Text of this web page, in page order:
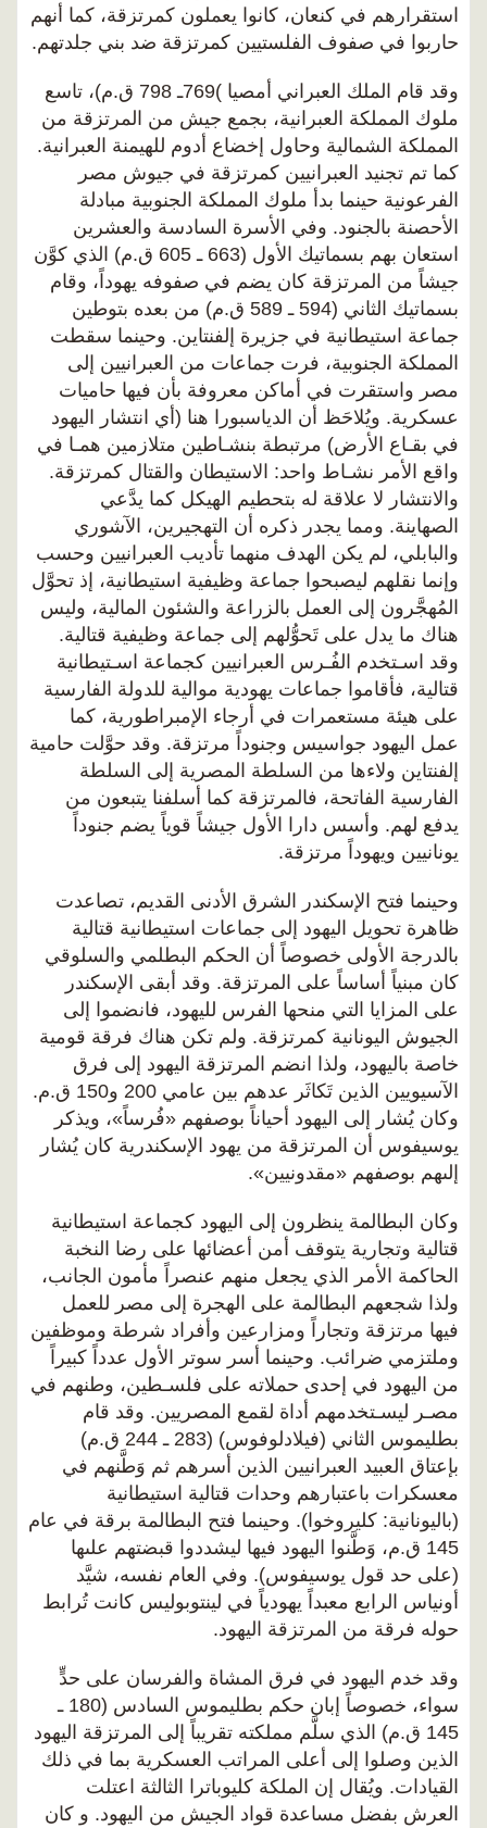
استقرارهم في كنعان، كانوا يعملون كمرتزقة، كما أنهم
حاربوا في صفوف الفلستيين كمرتزقة ضد بني جلدتهم.
وقد قام الملك العبراني أمصيا )769ـ 798 ق.م)، تاسع
ملوك المملكة العبرانية، بجمع جيش من المرتزقة من
المملكة الشمالية وحاول إخضاع أدوم للهيمنة العبرانية.
كما تم تجنيد العبرانيين كمرتزقة في جيوش مصر
الفرعونية حينما بدأ ملوك المملكة الجنوبية مبادلة
الأحصنة بالجنود. وفي الأسرة السادسة والعشرين
استعان بهم بسماتيك الأول (663 ـ 605 ق.م) الذي كوَّن
جيشاً من المرتزقة كان يضم في صفوفه يهوداً، وقام
بسماتيك الثاني (594 ـ 589 ق.م) من بعده بتوطين
جماعة استيطانية في جزيرة إلفنتاين. وحينما سقطت
المملكة الجنوبية، فرت جماعات من العبرانيين إلى
مصر واستقرت في أماكن معروفة بأن فيها حاميات
عسكرية. ويُلاحَظ أن الدياسبورا هنا (أي انتشار اليهود
في بقـاع الأرض) مرتبطة بنشـاطين متلازمين همـا في
واقع الأمر نشـاط واحد: الاستيطان والقتال كمرتزقة.
والانتشار لا علاقة له بتحطيم الهيكل كما يدَّعي
الصهاينة. ومما يجدر ذكره أن التهجيرين، الآشوري
والبابلي، لم يكن الهدف منهما تأديب العبرانيين وحسب
وإنما نقلهم ليصبحوا جماعة وظيفية استيطانية، إذ تحوَّل
المُهجَّرون إلى العمل بالزراعة والشئون المالية، وليس
هناك ما يدل على تَحوُّلهم إلى جماعة وظيفية قتالية.
وقد اسـتخدم الفُـرس العبرانيين كجماعة اسـتيطانية
قتالية، فأقاموا جماعات يهودية موالية للدولة الفارسية
على هيئة مستعمرات في أرجاء الإمبراطورية، كما
عمل اليهود جواسيس وجنوداً مرتزقة. وقد حوَّلت حامية
إلفنتاين ولاءها من السلطة المصرية إلى السلطة
الفارسية الفاتحة، فالمرتزقة كما أسلفنا يتبعون من
يدفع لهم. وأسس دارا الأول جيشاً قوياً يضم جنوداً
يونانيين ويهوداً مرتزقة.
وحينما فتح الإسكندر الشرق الأدنى القديم، تصاعدت
ظاهرة تحويل اليهود إلى جماعات استيطانية قتالية
بالدرجة الأولى خصوصاً أن الحكم البطلمي والسلوقي
كان مبنياً أساساً على المرتزقة. وقد أبقى الإسكندر
على المزايا التي منحها الفرس لليهود، فانضموا إلى
الجيوش اليونانية كمرتزقة. ولم تكن هناك فرقة قومية
خاصة باليهود، ولذا انضم المرتزقة اليهود إلى فرق
الآسيويين الذين تَكاثَر عدهم بين عامي 200 و150 ق.م.
وكان يُشار إلى اليهود أحياناً بوصفهم «فُرساً»، ويذكر
يوسيفوس أن المرتزقة من يهود الإسكندرية كان يُشار
إلىهم بوصفهم «مقدونيين».
وكان البطالمة ينظرون إلى اليهود كجماعة استيطانية
قتالية وتجارية يتوقف أمن أعضائها على رضا النخبة
الحاكمة الأمر الذي يجعل منهم عنصراً مأمون الجانب،
ولذا شجعهم البطالمة على الهجرة إلى مصر للعمل
فيها مرتزقة وتجاراً ومزارعين وأفراد شرطة وموظفين
وملتزمي ضرائب. وحينما أسر سوتر الأول عدداً كبيراً
من اليهود في إحدى حملاته على فلسـطين، وطنهم في
مصـر ليسـتخدمهم أداة لقمع المصريين. وقد قام
بطليموس الثاني (فيلادلوفوس) (283 ـ 244 ق.م)
بإعتاق العبيد العبرانيين الذين أسرهم ثم وَطَّنهم في
معسكرات باعتبارهم وحدات قتالية استيطانية
(باليونانية: كليروخوا). وحينما فتح البطالمة برقة في عام
145 ق.م، وَطَّنوا اليهود فيها ليشددوا قبضتهم علىها
(على حد قول يوسيفوس). وفي العام نفسه، شيَّد
أونياس الرابع معبداً يهودياً في لينتوبوليس كانت تُرابط
حوله فرقة من المرتزقة اليهود.
وقد خدم اليهود في فرق المشاة والفرسان على حدٍّ
سواء، خصوصاً إبان حكم بطليموس السادس (180 ـ
145 ق.م) الذي سلَّم مملكته تقريباً إلى المرتزقة اليهود
الذين وصلوا إلى أعلى المراتب العسكرية بما في ذلك
القيادات. ويُقال إن الملكة كليوباترا الثالثة اعتلت
العرش بفضل مساعدة قواد الجيش من اليهود. و كان